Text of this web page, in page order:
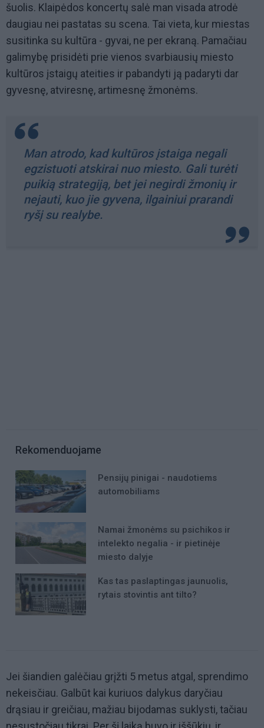
šuolis. Klaipėdos koncertų salė man visada atrodė
daugiau nei pastatas su scena. Tai vieta, kur miestas
susitinka su kultūra - gyvai, ne per ekraną. Pamačiau
galimybę prisidėti prie vienos svarbiausių miesto
kultūros įstaigų ateities ir pabandyti ją padaryti dar
gyvesnę, atviresnę, artimesnę žmonėms.
Man atrodo, kad kultūros įstaiga negali
egzistuoti atskirai nuo miesto. Gali turėti
puikią strategiją, bet jei negirdi žmonių ir
nejauti, kuo jie gyvena, ilgainiui prarandi
ryšį su realybe.
Rekomenduojame
Pensijų pinigai - naudotiems
automobiliams
Namai žmonėms su psichikos ir
intelekto negalia - ir pietinėje
miesto dalyje
Kas tas paslaptingas jaunuolis,
rytais stovintis ant tilto?
Jei šiandien galėčiau grįžti 5 metus atgal, sprendimo
nekeisčiau. Galbūt kai kuriuos dalykus daryčiau
drąsiau ir greičiau, mažiau bijodamas suklysti, tačiau